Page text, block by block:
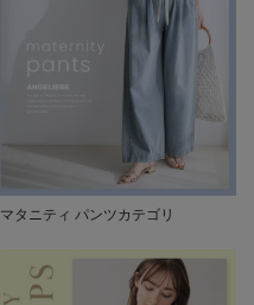
マタニティ パンツカテゴリ